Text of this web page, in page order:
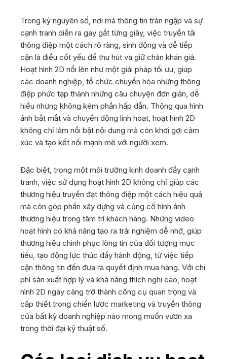
Dịch Vụ
Trong kỷ nguyên số, nơi mà thông tin tràn ngập và sự
cạnh tranh diễn ra gay gắt từng giây, việc truyền tải
thông điệp một cách rõ ràng, sinh động và dễ tiếp
cận là điều cốt yếu để thu hút và giữ chân khán giả.
Hoạt hình 2D nổi lên như một giải pháp tối ưu, giúp
các doanh nghiệp, tổ chức chuyển hóa những thông
điệp phức tạp thành những câu chuyện đơn giản, dễ
hiểu nhưng không kém phần hấp dẫn. Thông qua hình
ảnh bắt mắt và chuyển động linh hoạt, hoạt hình 2D
không chỉ làm nổi bật nội dung mà còn khơi gợi cảm
xúc và tạo kết nối mạnh mẽ với người xem.
Đặc biệt, trong một môi trường kinh doanh đầy cạnh
tranh, việc sử dụng hoạt hình 2D không chỉ giúp các
thương hiệu truyền đạt thông điệp một cách hiệu quả
mà còn góp phần xây dựng và củng cố hình ảnh
thương hiệu trong tâm trí khách hàng. Những video
hoạt hình có khả năng tạo ra trải nghiệm dễ nhớ, giúp
thương hiệu chinh phục lòng tin của đối tượng mục
tiêu, tạo động lực thúc đẩy hành động, từ việc tiếp
cận thông tin đến đưa ra quyết định mua hàng. Với chi
phí sản xuất hợp lý và khả năng thích nghi cao, hoạt
hình 2D ngày càng trở thành công cụ quan trọng và
cấp thiết trong chiến lược marketing và truyền thông
của bất kỳ doanh nghiệp nào mong muốn vươn xa
trong thời đại kỹ thuật số.